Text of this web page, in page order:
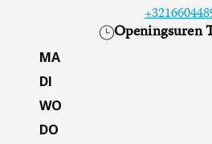
Openingsuren
MA
DI
WO
DO